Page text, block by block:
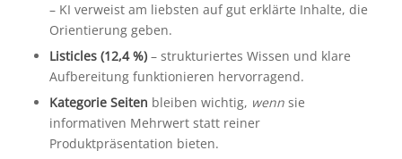
– KI verweist am liebsten auf gut erklärte Inhalte, die
Orientierung geben.
Listicles (12,4 %)– strukturiertes Wissen und klare
Aufbereitung funktionieren hervorragend.
Kategorie Seiten bleiben wichtig, wennsie
informativen Mehrwert statt reiner
Produktpräsentation bieten.